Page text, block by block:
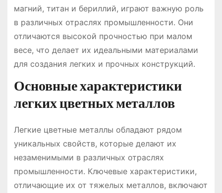
магний, титан и бериллий, играют важную роль
в различных отраслях промышленности․ Они
отличаются высокой прочностью при малом
весе, что делает их идеальными материалами
для создания легких и прочных конструкций․
Основные характеристики
легких цветных металлов
Легкие цветные металлы обладают рядом
уникальных свойств, которые делают их
незаменимыми в различных отраслях
промышленности․ Ключевые характеристики,
отличающие их от тяжелых металлов, включают